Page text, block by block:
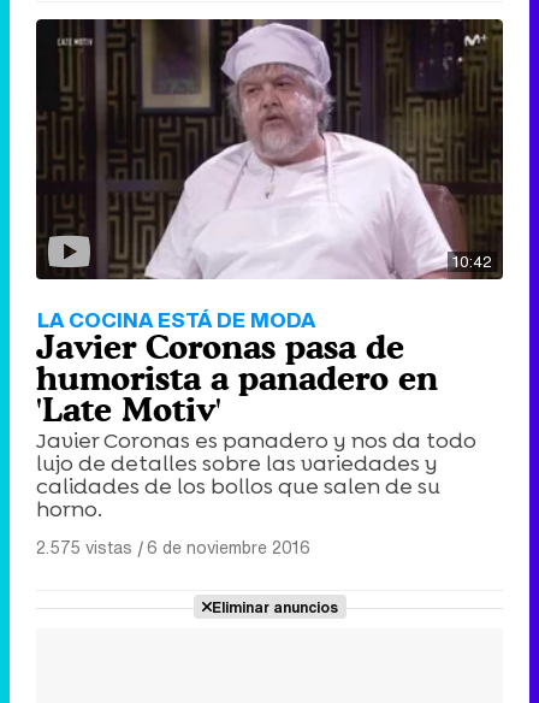
10:42
LA COCINA ESTÁ DE MODA
Javier Coronas pasa de
humorista a panadero en
'Late Motiv'
Javier Coronas es panadero y nos da todo
lujo de detalles sobre las variedades y
calidades de los bollos que salen de su
horno.
2.575 vistas |6 de noviembre 2016
Eliminar anuncios